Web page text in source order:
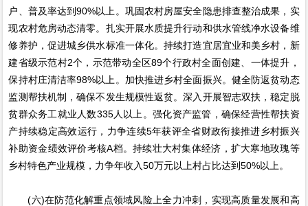
户、普及率达到90%以上。巩固农村房屋安全隐患排查整治成果，实
现农村危房动态清零。扎实开展水质提升行动和供水管线净水设备维
修养护，促进城乡供水标准一体化。持续打造宜居宜业和美乡村，新
建省级示范村2个，示范带动全区89个行政村全面创建、一体提升，
保持村庄清洁率98%以上。加快推进乡村全面振兴。健全防返贫动态
监测帮扶机制，确保不发生规模性返贫。深入开展智志双扶，稳定脱
贫群众务工就业人数335人以上。强化资产监管，确保经营性帮扶资
产持续稳定高效运行，力争连续5年获评全省财政衔接推进乡村振兴
补助资金绩效评价考核A档。持续壮大村集体经济，扩大寒地玫瑰等
乡村特色产业规模，力争年收入50万元以上村占比达到50%以上。
(六)在防范化解重点领域风险上全力冲刺，实现高质量发展和高